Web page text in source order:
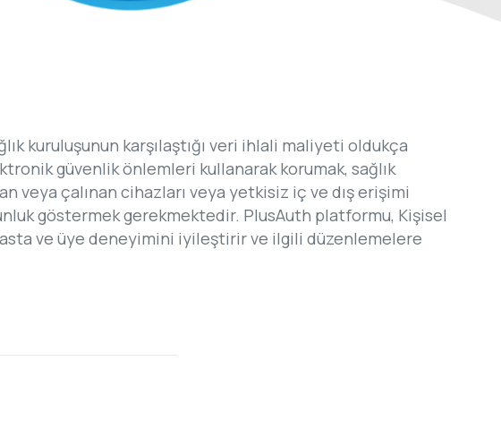
kuruluşunun karşılaştığı veri ihlali maliyeti oldukça
güvenlik önlemleri kullanarak korumak, sağlık
veya çalınan cihazları veya yetkisiz iç ve dış erişimi
göstermek gerekmektedir. PlusAuth platformu, Kişisel
ve üye deneyimini iyileştirir ve ilgili düzenlemelere